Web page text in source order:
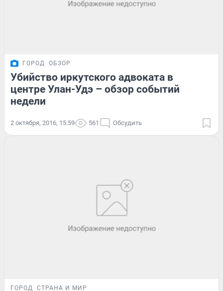
ГОРОД ОБЗОР
Убийство иркутского адвоката в
центре Улан-Удэ – обзор событий
недели
2 октября, 2016, 15:59 561 Обсудить
ГОРОД СТРАНА И МИР